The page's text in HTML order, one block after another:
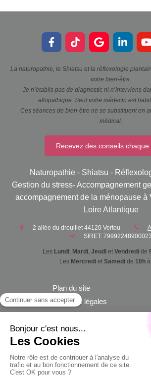
La naturopathie, le Shiatsu et la réflexologie
votre bien-être.
Je n’établis pas de diagnostic ni n’interviens
allopathique. Seul votre médecin est
Ces séances de bien-être ne se substituent en
médical.
Recevez des conseils chaque
Naturopathie - Shiatsu -
Gestion du stress- Accompagnement
accompagnement de la ménopause à
Loire Atlantique
2 allée du drouillet 44120 Vertou
SIRET: 79992248900023
Les Lundi, Mardi, Jeudiet Vendredide
Les Mercredi et Samedi de 10h à
Plan du site
Mentions légales
Conditions Générales de
Accompagnement gestion du
Accompagnement de la
Contact
©2020 Cabinet de Naturopathie shiatsu et